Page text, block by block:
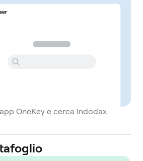
OneKey e cerca Indodax.